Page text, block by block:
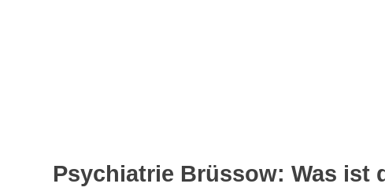
Psychiatrie Brüssow: Was ist